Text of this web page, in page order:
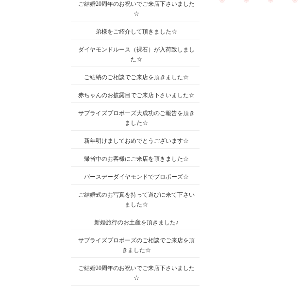
ご結婚20周年のお祝いでご来店下さいました
☆
弟様をご紹介して頂きました☆
ダイヤモンドルース（裸石）が入荷致しまし
た☆
ご結納のご相談でご来店を頂きました☆
赤ちゃんのお披露目でご来店下さいました☆
サプライズプロポーズ大成功のご報告を頂き
ました☆
新年明けましておめでとうございます☆
帰省中のお客様にご来店を頂きました☆
バースデーダイヤモンドでプロポーズ☆
ご結婚式のお写真を持って遊びに来て下さい
ました☆
新婚旅行のお土産を頂きました♪
サプライズプロポーズのご相談でご来店を頂
きました☆
ご結婚20周年のお祝いでご来店下さいました
☆